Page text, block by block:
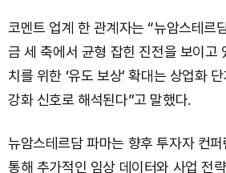
코멘트 업계 한 관계자는 “뉴암스테르
금 세 축에서 균형 잡힌 진전을 보이고
치를 위한 ‘유도 보상’ 확대는 상업화
강화 신호로 해석된다”고 말했다.
뉴암스테르담 파마는 향후 투자자 컨
통해 추가적인 임상 데이터와 사업 전